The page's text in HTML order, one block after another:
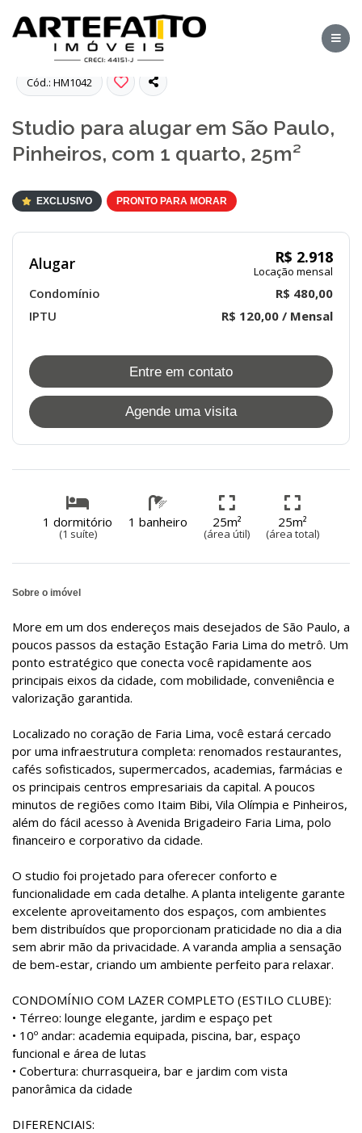
Cód.: HM1042
Studio para alugar em São Paulo,
Pinheiros, com 1 quarto, 25m²
EXCLUSIVO PRONTO PARA MORAR
Alugar R$ 2.918
Locação mensal
Condomínio
R$ 480,00
IPTU
R$ 120,00 / Mensal
Entre em contato
Agende uma visita
1 dormitório
(1 suíte)
1 banheiro 25m²
(área útil)
25m²
(área total)
Sobre o imóvel
More em um dos endereços mais desejados de São Paulo, a
poucos passos da estação Estação Faria Lima do metrô. Um
ponto estratégico que conecta você rapidamente aos
principais eixos da cidade, com mobilidade, conveniência e
valorização garantida.
Localizado no coração de Faria Lima, você estará cercado
por uma infraestrutura completa: renomados restaurantes,
cafés sofisticados, supermercados, academias, farmácias e
os principais centros empresariais da capital. A poucos
minutos de regiões como Itaim Bibi, Vila Olímpia e Pinheiros,
além do fácil acesso à Avenida Brigadeiro Faria Lima, polo
financeiro e corporativo da cidade.
O studio foi projetado para oferecer conforto e
funcionalidade em cada detalhe. A planta inteligente garante
excelente aproveitamento dos espaços, com ambientes
bem distribuídos que proporcionam praticidade no dia a dia
sem abrir mão da privacidade. A varanda amplia a sensação
de bem-estar, criando um ambiente perfeito para relaxar.
CONDOMÍNIO COM LAZER COMPLETO (ESTILO CLUBE):
• Térreo: lounge elegante, jardim e espaço pet
• 10º andar: academia equipada, piscina, bar, espaço
funcional e área de lutas
• Cobertura: churrasqueira, bar e jardim com vista
panorâmica da cidade
DIFERENCIAIS: